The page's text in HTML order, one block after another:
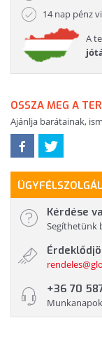
14 nap pénz
A
OSSZA MEG A
Ajánlja barátainak,
Kérdése
Segíthetünk
+36 70